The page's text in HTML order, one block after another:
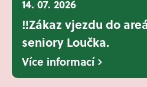
14. 07. 2026
‼️Zákaz vjezdu do
seniory Loučka.
Více informací